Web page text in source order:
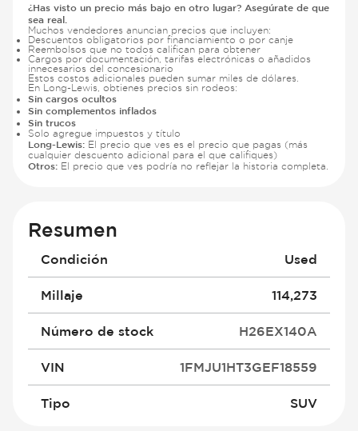
¿Has visto un precio más bajo en otro lugar? Asegúrate de que
sea real.
Muchos vendedores anuncian precios que incluyen:
Descuentos obligatorios por financiamiento o por canje
Reembolsos que no todos califican para obtener
Cargos por documentación, tarifas electrónicas o añadidos
innecesarios del concesionario
Estos costos adicionales pueden sumar miles de dólares.
En Long-Lewis, obtienes precios sin rodeos:
Sin cargos ocultos
Sin complementos inflados
Sin trucos
Solo agregue impuestos y título
Long-Lewis: El precio que ves es el precio que pagas (más
cualquier descuento adicional para el que califiques)
Otros: El precio que ves podría no reflejar la historia completa.
Resumen
Condición Used
Millaje 114,273
Número de stock H26EX140A
VIN 1FMJU1HT3GEF18559
Tipo SUV